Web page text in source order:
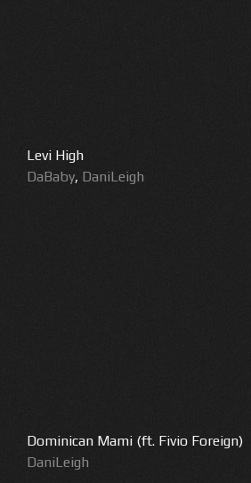
Levi High
DaBaby, DaniLeigh
Dominican Mami (ft. Fivio Foreign)
DaniLeigh